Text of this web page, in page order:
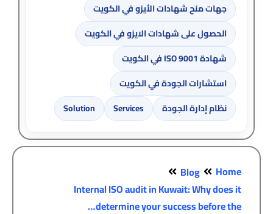
جهات منح شهادات الأيزو في الكويت
الحصول على شهادات الايزو في الكويت
شهادة ISO 9001 في الكويت
استشارات الجودة في الكويت
نظام إدارة الجودة
Services
Solution
Home
Blog
Internal ISO audit in Kuwait: Why does it
determine your success before the…